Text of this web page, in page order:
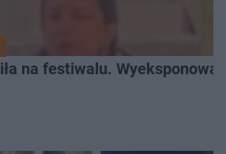
na festiwalu.